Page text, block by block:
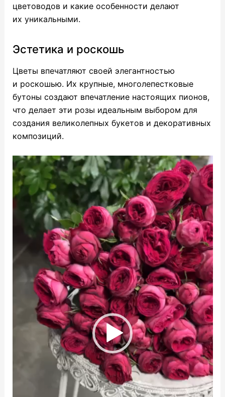
цветоводов и какие особенности делают
их уникальными.
Эстетика и роскошь
Цветы впечатляют своей элегантностью
и роскошью. Их крупные, многолепестковые
бутоны создают впечатление настоящих пионов,
что делает эти розы идеальным выбором для
создания великолепных букетов и декоративных
композиций.
Видеоплеер